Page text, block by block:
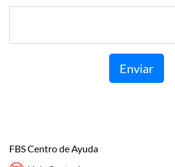
Enviar
FBS Centro de Ayuda